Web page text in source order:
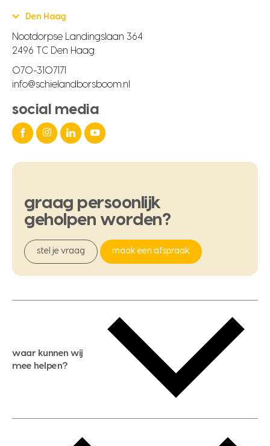
Den Haag
Nootdorpse Landingslaan 364
2496 TC Den Haag
070-3107171
info@schielandborsboom.nl
social media
graag persoonlijk
geholpen worden?
stel je vraag maak een afspraak
waar kunnen wij
mee helpen?